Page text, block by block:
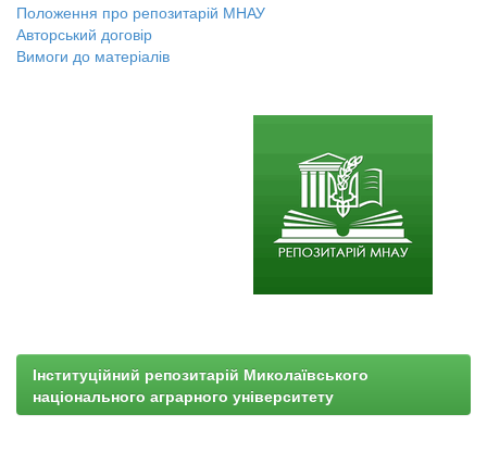
Положення про репозитарій МНАУ
Авторський договір
Вимоги до матеріалів
Інституційний репозитарій Миколаївського
національного аграрного університету